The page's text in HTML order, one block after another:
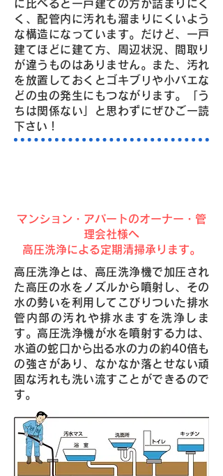
に比べると一戸建ての方が詰まりにく
く、配管内に汚れも溜まりにくいよう
な構造になっています。だけど、一戸
建てほどに建て方、周辺状況、間取り
が違うものはありません。また、汚れ
を放置しておくとゴキブリや小バエな
どの虫の発生にもつながります。「う
ちは関係ない」と思わずにぜひご一読
下さい！
マンション・アパートのオーナー・管
理会社様へ
高圧洗浄による定期清掃承ります。
高圧洗浄とは、高圧洗浄機で加圧され
た高圧の水をノズルから噴射し、その
水の勢いを利用してこびりついた排水
管内部の汚れや排水ますを洗浄しま
す。高圧洗浄機が水を噴射する力は、
水道の蛇口から出る水の力の約40倍も
の強さがあり、なかなか落とせない頑
固な汚れも洗い流すことができるので
す。